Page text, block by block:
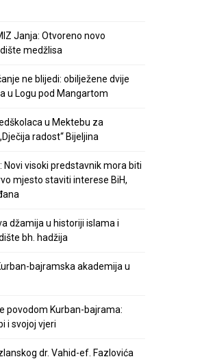
Janja: Otvoreno novo
medžlisa
ne blijedi: obilježene dvije
u Logu pod Mangartom
u Mektebu za
radost“ Bijeljina
Novi visoki predstavnik mora biti
mjesto staviti interese BiH,
džamija u historiji islama i
bh. hadžija
bajramska akademija u
povodom Kurban-bajrama:
i svojoj vjeri
dr. Vahid-ef. Fazlovića